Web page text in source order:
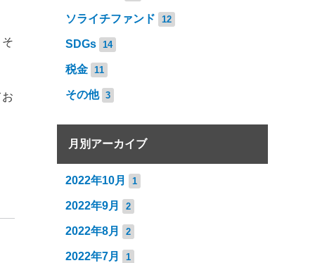
ソライチファンド 12
SDGs 14
税金 11
その他 3
月別アーカイブ
2022年10月 1
2022年9月 2
2022年8月 2
2022年7月 1